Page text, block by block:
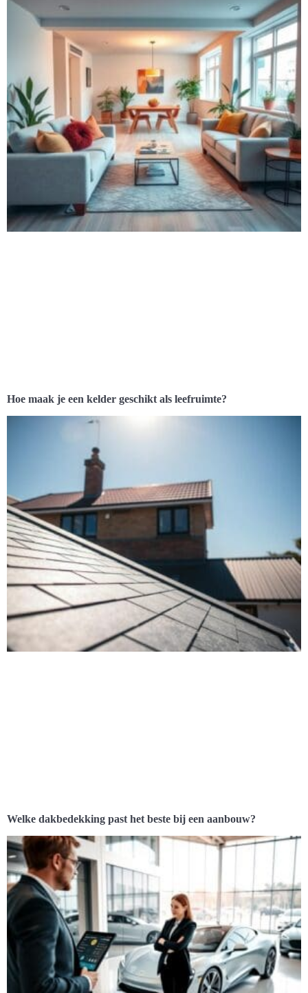
Hoe maak je een kelder geschikt als leefruimte?
Welke dakbedekking past het beste bij een aanbouw?